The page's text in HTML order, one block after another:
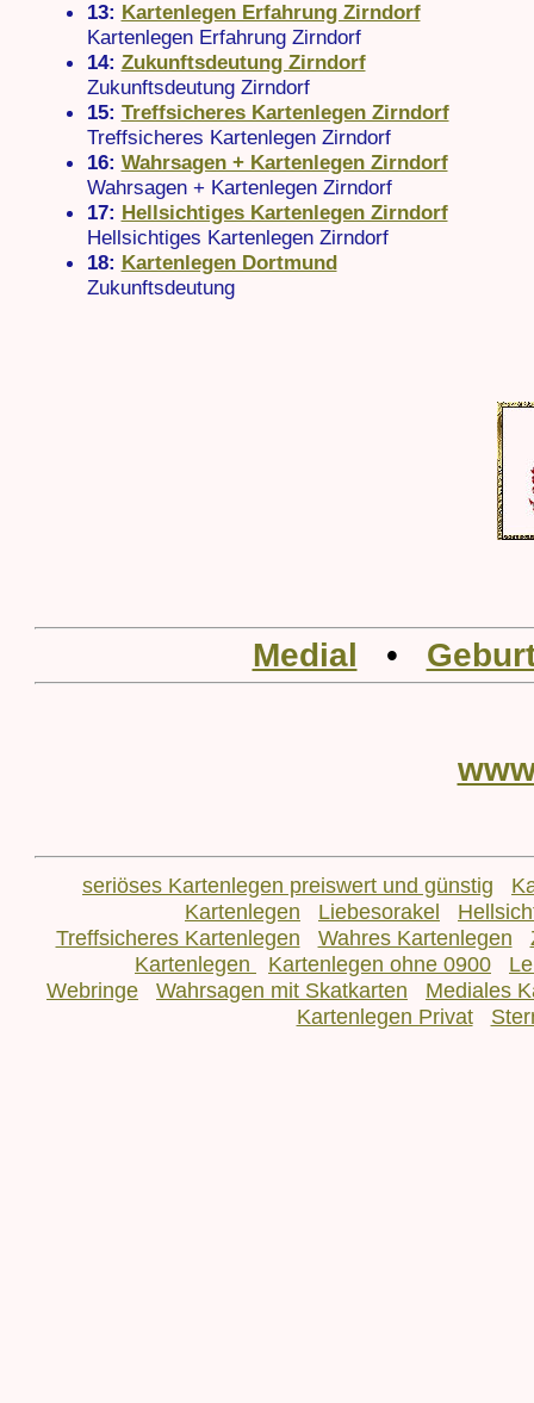
13: Kartenlegen Erfahrung Zirndorf
Kartenlegen Erfahrung Zirndorf
14: Zukunftsdeutung Zirndorf
Zukunftsdeutung Zirndorf
15: Treffsicheres Kartenlegen Zirndorf
Treffsicheres Kartenlegen Zirndorf
16: Wahrsagen + Kartenlegen Zirndorf
Wahrsagen + Kartenlegen Zirndorf
17: Hellsichtiges Kartenlegen Zirndorf
Hellsichtiges Kartenlegen Zirndorf
18: Kartenlegen Dortmund
Zukunftsdeutung
Medial •
seriöses Kartenlegen preiswert und günstig
Kartenlegen
Liebesorakel
Treffsicheres Kartenlegen
Wahres Kartenlegen
Kartenlegen
Kartenlegen ohne 0900
Webringe
Wahrsagen mit Skatkarten
Mediales
Kartenlegen Privat